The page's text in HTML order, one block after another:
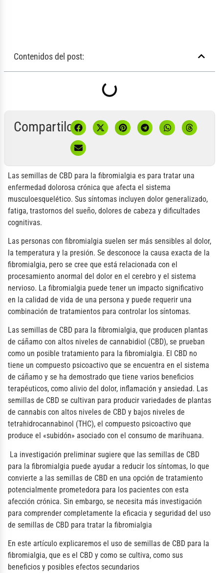
Contenidos del post:
Compartilo:
Las semillas de CBD para la fibromialgia es para tratar una
enfermedad dolorosa crónica que afecta el sistema
musculoesquelético. Sus síntomas incluyen dolor generalizado,
fatiga, trastornos del sueño, dolores de cabeza y dificultades
cognitivas.
Las personas con fibromialgia suelen ser más sensibles al dolor,
la temperatura y la presión. Se desconoce la causa exacta de la
fibromialgia, pero se cree que está relacionada con el
procesamiento anormal del dolor en el cerebro y el sistema
nervioso. La fibromialgia puede tener un impacto significativo
en la calidad de vida de una persona y puede requerir una
combinación de tratamientos para controlar los síntomas.
Las semillas de CBD para la fibromialgia, que producen plantas
de cáñamo con altos niveles de cannabidiol (CBD), se prueban
como un posible tratamiento para la fibromialgia. El CBD no
tiene un compuesto psicoactivo que se encuentra en el sistema
de cáñamo y se ha demostrado que tiene varios beneficios
terapéuticos, como alivio del dolor, inflamación y ansiedad. Las
semillas de CBD se cultivan para producir variedades de plantas
de cannabis con altos niveles de CBD y bajos niveles de
tetrahidrocannabinol (THC), el compuesto psicoactivo que
produce el «subidón» asociado con el consumo de marihuana.
La investigación preliminar sugiere que las semillas de CBD
para la fibromialgia puede ayudar a reducir los síntomas, lo que
convierte a las semillas de CBD en una opción de tratamiento
potencialmente prometedora para los pacientes con esta
afección crónica. Sin embargo, se necesita más investigación
para comprender completamente la eficacia y seguridad del uso
de semillas de CBD para tratar la fibromialgia
En este artículo explicaremos el uso de semillas de CBD para la
fibromialgia, que es el CBD y como se cultiva, como sus
beneficios y posibles efectos secundarios